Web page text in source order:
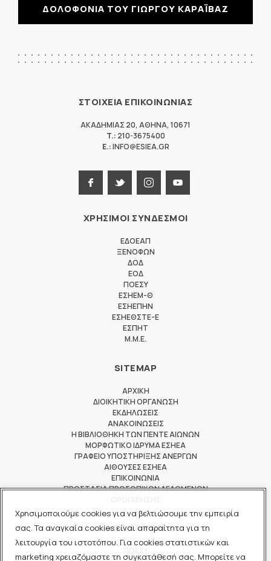
Χρησιμοποιούμε cookies για να βελτιώσουμε την εμπειρία
σας. Τα αναγκαία cookies είναι απαραίτητα για τη
λειτουργία του ιστοτόπου. Για cookies στατιστικών και
marketing χρειαζόμαστε τη συγκατάθεσή σας. Μπορείτε να
ΔΟΛΟΦΟΝΙΑ ΤΟΥ ΓΙΩΡΓΟΥ ΚΑΡΑΪΒΑΖ
ΣΤΟΙΧΕΙΑ ΕΠΙΚΟΙΝΩΝΙΑΣ
ΑΚΑΔΗΜΙΑΣ 20, ΑΘΗΝΑ, 10671
T.: 210-3675400
E.:INFO@ESIEA.GR
ΧΡΗΣΙΜΟΙ ΣΥΝΔΕΣΜΟΙ
ΕΔΟΕΑΠ
ΞΕΝΟΦΩΝ
ΔΟΔ
ΕΟΔ
ΠΟΕΣΥ
ΕΣΗΕΜ-Θ
ΕΣΗΕΠΗΝ
ΕΣΗΕΘΣΤΕ-Ε
ΕΣΠΗΤ
M.M.E.
SITEMAP
ΑΡΧΙΚΗ
ΔΙΟΙΚΗΤΙΚΗ ΟΡΓΑΝΩΣΗ
ΕΚΔΗΛΩΣΕΙΣ
ΑΝΑΚΟΙΝΩΣΕΙΣ
Η ΒΙΒΛΙΟΘΗΚΗ ΤΩΝ ΠΕΝΤΕ ΑΙΩΝΩΝ
ΜΟΡΦΩΤΙΚΟ ΙΔΡΥΜΑ ΕΣΗΕΑ
ΓΡΑΦΕΙΟ ΥΠΟΣΤΗΡΙΞΗΣ ΑΝΕΡΓΩΝ
ΑΙΘΟΥΣΕΣ ΕΣΗΕΑ
ΕΠΙΚΟΙΝΩΝΙΑ
ΠΡΟΣΤΑΣΙΑ ΠΡΟΣΩΠΙΚΩΝ ΔΕΔΟΜΕΝΩΝ
ΜΕΛΟΣ ΤΩΝ